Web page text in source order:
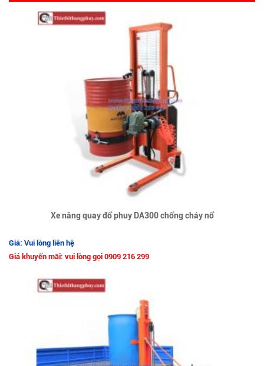
Xe nâng quay đổ phuy DA300 chống cháy nổ
Giá: Vui lòng liên hệ
Giá khuyến mãi: vui lòng gọi 0909 216 299